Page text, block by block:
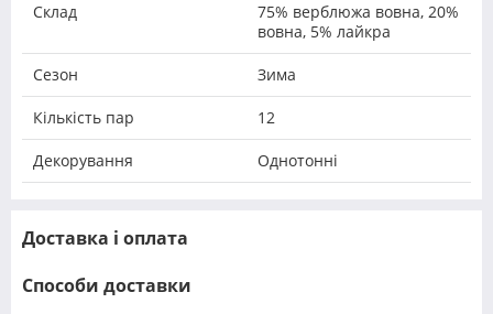
Склад
75% верблюжа вовна, 20%
вовна, 5% лайкра
Сезон Зима
Кількість пар 12
Декорування Однотонні
Доставка і оплата
Способи доставки